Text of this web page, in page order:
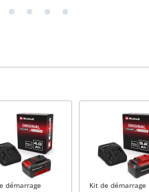
démarrage
Kit de démarrage